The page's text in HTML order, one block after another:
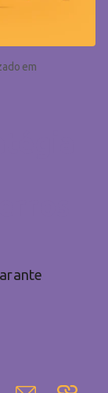
em